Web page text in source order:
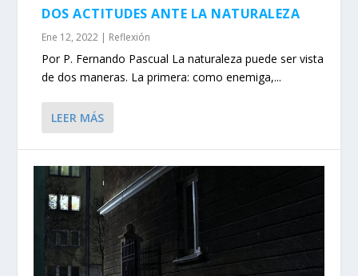
DOS ACTITUDES ANTE LA NATURALEZA
Ene 12, 2022 | Reflexión
Por P. Fernando Pascual La naturaleza puede ser vista
de dos maneras. La primera: como enemiga,...
LEER MÁS